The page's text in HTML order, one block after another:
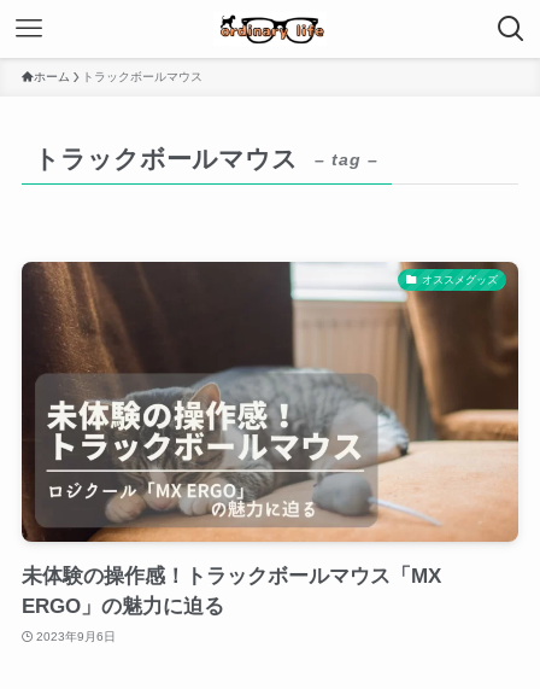
ホーム トラックボールマウス
トラックボールマウス – tag –
オススメグッズ
未体験の操作感！トラックボールマウス「MX
ERGO」の魅力に迫る
2023年9月6日